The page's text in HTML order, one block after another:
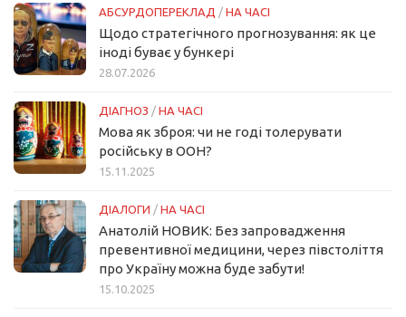
АБСУРДОПЕРЕКЛАД / НА ЧАСІ
Щодо стратегічного прогнозування: як це
іноді буває у бункері
28.07.2026
ДІАГНОЗ / НА ЧАСІ
Мова як зброя: чи не годі толерувати
російську в ООН?
15.11.2025
ДІАЛОГИ / НА ЧАСІ
Анатолій НОВИК: Без запровадження
превентивної медицини, через півстоліття
про Україну можна буде забути!
15.10.2025